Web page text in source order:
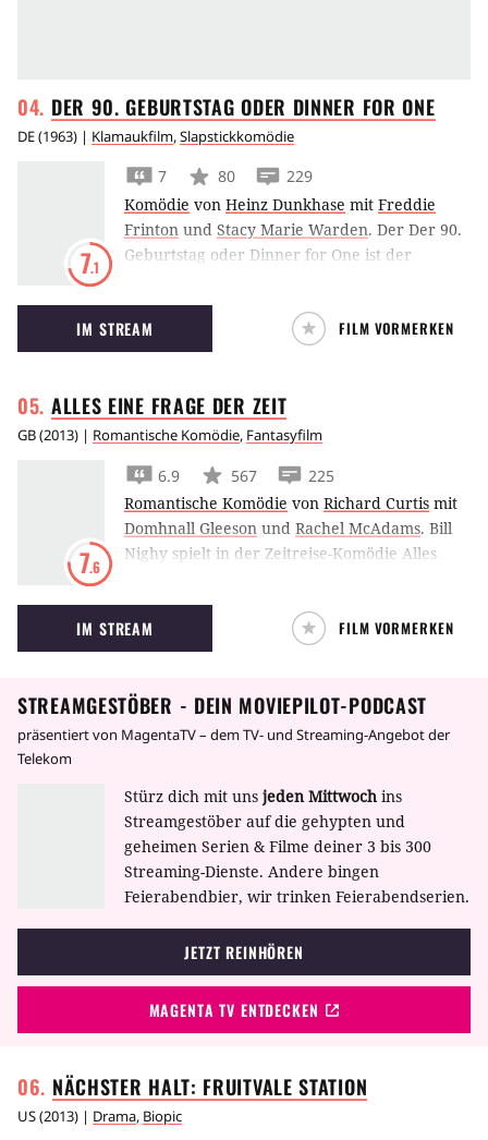
DER 90. GEBURTSTAG ODER DINNER FORONE
DE(1963) | Klamaukfilm,Slapstickkomödie
7.1
7 80
229
Komödie von Heinz Dunkhase mit Freddie
Frinton und Stacy Marie Warden. Der Der 90.
Geburtstag oder Dinner for One ist der
alte Dame feiert Geburtstag und alle Gäste
werden von ihrem zunehmend betrunkenen
Butler gespielt.
IM STREAM FILM VORMERKEN
ALLES EINE FRAGE DER ZEIT
GB(2013) | Romantische Komödie, Fantasyfilm
7.6
6.9 567
225
Romantische Komödie von Richard Curtis mit
Domhnall Gleeson und Rachel McAdams. Bill
Nighy spielt in der Zeitreise-Komödie Alles
Gleeson und teilt mit ihm die Fähigkeit, durch
die Zeit reisen zu können.
IM STREAM FILM VORMERKEN
STREAMGESTÖBER - DEIN MOVIEPILOT-PODCAST
präsentiert von MagentaTV – dem TV- und Streaming-Angebot der
Telekom
Stürz dich mit uns jeden Mittwoch ins
Streamgestöber auf die gehypten und
geheimen Serien & Filme deiner 3 bis 300
Streaming-Dienste. Andere bingen
Feierabendbier, wir trinken Feierabendserien.
JETZT REINHÖREN
MAGENTA TV ENTDECKEN
NÄCHSTER HALT: FRUITVALESTATION
US(2013) | Drama, Biopic